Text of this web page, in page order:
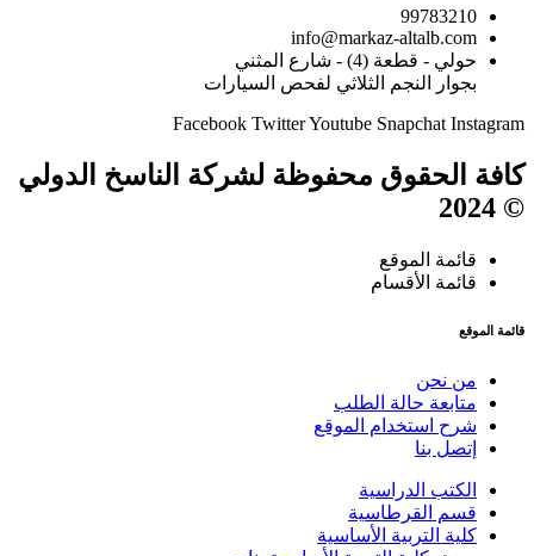
99783210
info@markaz-altalb.com
حولي - قطعة (4) - شارع المثني
بجوار النجم الثلاثي لفحص السيارات
Facebook TwitterYoutube Snapchat Instagram
كافة الحقوق محفوظة لشركة الناسخ الدولي
© 2024
قائمة الموقع
قائمة الأقسام
قائمة الموقع
من نحن
متابعة حالة الطلب
شرح استخدام الموقع
إتصل بنا
الكتب الدراسية
قسم القرطاسية
كلية التربية الأساسية